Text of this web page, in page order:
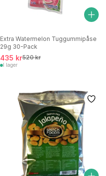
Extra Watermelon Tuggummipåse
29g 30-Pack
435 kr520 kr
I lager